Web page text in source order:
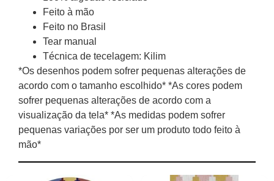
Feito à mão
Feito no Brasil
Tear manual
Técnica de tecelagem: Kilim
*Os desenhos podem sofrer pequenas alterações de
acordo com o tamanho escolhido* *As cores podem
sofrer pequenas alterações de acordo com a
visualização da tela* *As medidas podem sofrer
pequenas variações por ser um produto todo feito à
mão*